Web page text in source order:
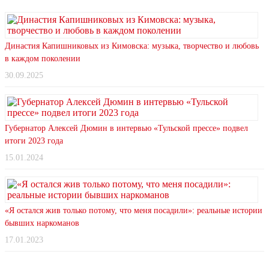
Династия Капишниковых из Кимовска: музыка, творчество и любовь
в каждом поколении
30.09.2025
Губернатор Алексей Дюмин в интервью «Тульской прессе» подвел
итоги 2023 года
15.01.2024
«Я остался жив только потому, что меня посадили»: реальные истории
бывших наркоманов
17.01.2023